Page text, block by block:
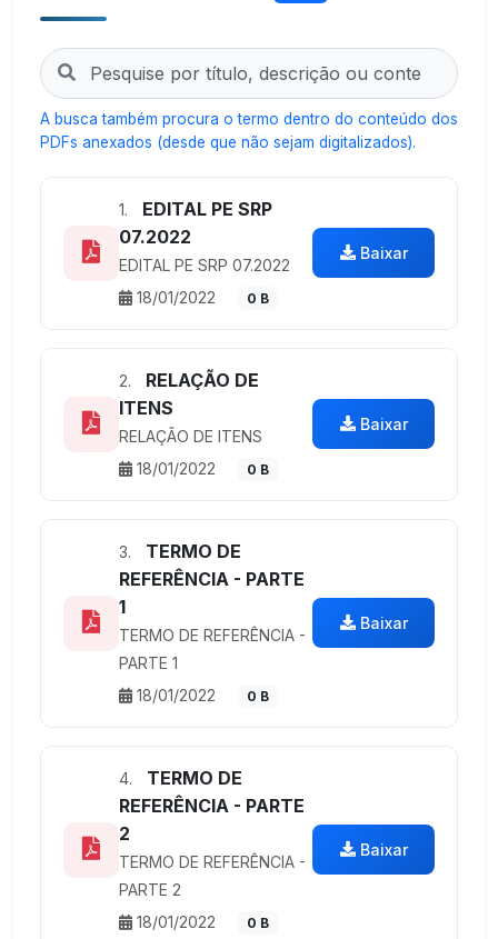
A busca também procura o termo dentro do conteúdo dos
PDFs anexados (desde que não sejam digitalizados).
1.
EDITAL PE SRP
07.2022
EDITAL PE SRP 07.2022
18/01/2022
0 B
Baixar
2.
RELAÇÃO DE
ITENS
RELAÇÃO DE ITENS
18/01/2022
0 B
Baixar
3.
TERMO DE
REFERÊNCIA - PARTE
1
TERMO DE REFERÊNCIA -
PARTE 1
18/01/2022
0 B
Baixar
4.
TERMO DE
REFERÊNCIA - PARTE
2
TERMO DE REFERÊNCIA -
PARTE 2
18/01/2022
0 B
Baixar